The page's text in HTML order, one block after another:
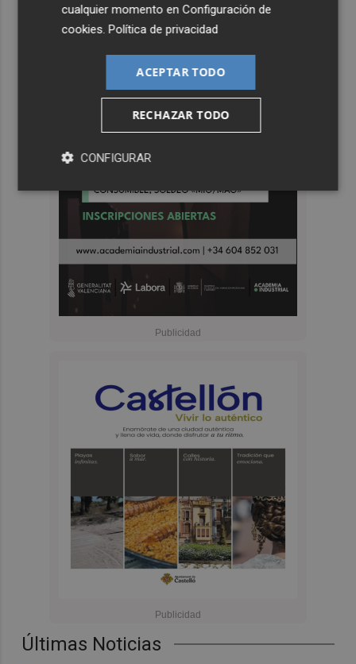
Últimas Noticias
cualquier momento enConfiguración de
cookies.Política de privacidad
ACEPTAR TODO
RECHAZAR TODO
CONFIGURAR